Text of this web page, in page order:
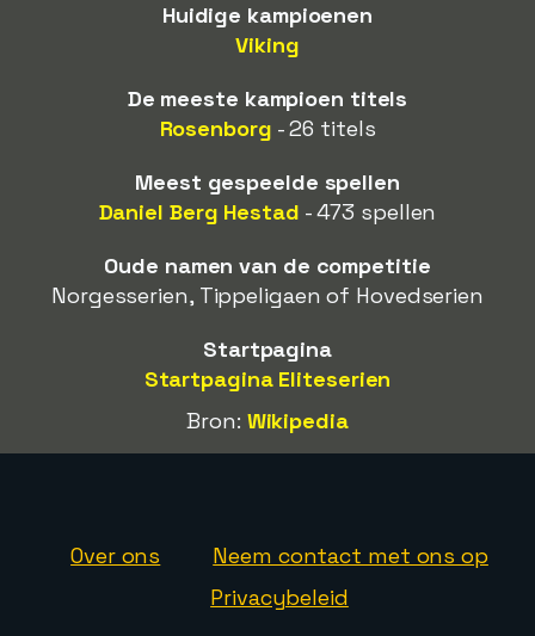
Huidige kampioenen
Viking
De meeste kampioen titels
Rosenborg - 26 titels
Meest gespeelde spellen
Daniel Berg Hestad - 473 spellen
Oude namen van de competitie
Norgesserien, Tippeligaen of Hovedserien
Startpagina
Startpagina Eliteserien
Bron: Wikipedia
Over ons
Neem contact met ons op
Privacybeleid